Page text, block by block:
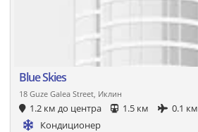
Blue Skies
18 Guze Galea Street, Иклин
1.2 км до центра 1.5 км
0.1 км
Кондиционер